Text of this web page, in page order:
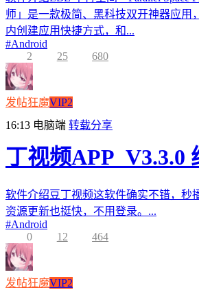
师」是一款极简、黑科技双开神器应用
内创建应用快捷方式，和...
#Android
2
25 680
发帖狂魔VIP2
16:13 电脑端 转载分享
丁视频APP_V3.3.0
软件介绍豆丁视频这软件确实不错，秒
资源更新也挺快，不用登录。...
#Android
0
12 464
发帖狂魔VIP2